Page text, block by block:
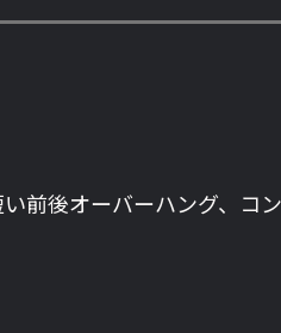
前後オーバーハング、コ